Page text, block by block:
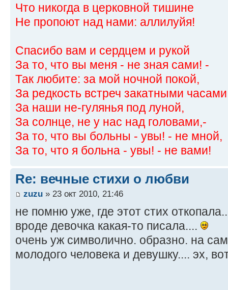
Что никогда в церковной тишине
Не пропоют над нами: аллилуйя!
Спасибо вам и сердцем и рукой
За то, что вы меня - не зная сами! -
Так любите: за мой ночной покой,
За редкость встреч закатными
За наши не-гулянья под луной,
За солнце, не у нас над головами,-
За то, что вы больны - увы! - не мной,
За то, что я больна - увы! - не вами!
Re: вечные стихи о любви
zuzu » 23 окт 2010, 21:46
не помню уже, где этот стих
вроде девочка какая-то писала....
очень уж символично. образно. на
молодого человека и девушку.... эх,